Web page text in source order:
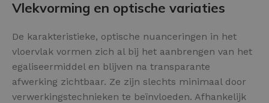
Vlekvorming en optische variaties
De karakteristieke, optische nuanceringen in het
vloervlak vormen zich al bij het aanbrengen van het
egaliseermiddel en blijven na transparante
afwerking zichtbaar. Ze zijn slechts minimaal door
verwerkingstechnieken te beïnvloeden. Afhankelijk